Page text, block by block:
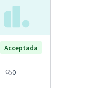
Acceptada
0